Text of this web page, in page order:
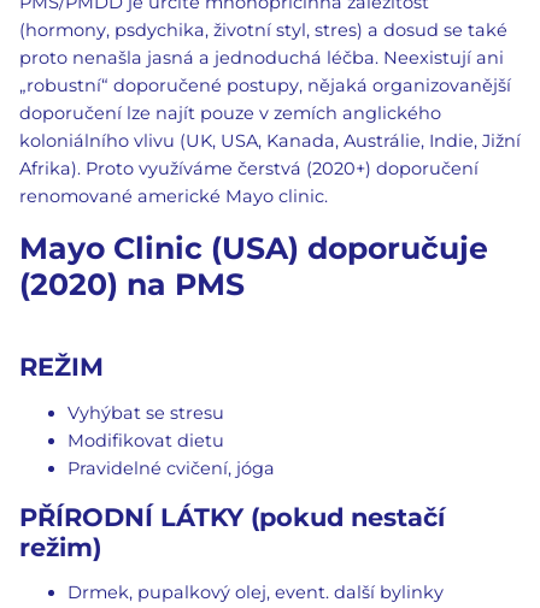
(hormony, psdychika, životní styl, stres) a dosud se také
proto nenašla jasná a jednoduchá léčba. Neexistují ani
„robustní“ doporučené postupy, nějaká organizovanější
doporučení lze najít pouze v zemích anglického
koloniálního vlivu (UK, USA, Kanada, Austrálie, Indie, Jižní
Afrika). Proto využíváme čerstvá (2020+) doporučení
renomované americké Mayo clinic.
Mayo Clinic (USA) doporučuje
(2020) na PMS
REŽIM
Vyhýbat se stresu
Modifikovat dietu
Pravidelné cvičení, jóga
PŘÍRODNÍ LÁTKY (pokud nestačí
režim)
Drmek, pupalkový olej, event. další bylinky